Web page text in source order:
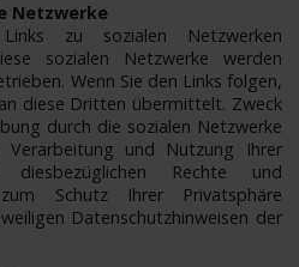
Netzwerke
zu sozialen Netzwerken
sozialen Netzwerke werden
Wenn Sie den Links folgen,
diese Dritten übermittelt. Zweck
durch die sozialen Netzwerke
und Nutzung Ihrer
Rechte und
zum Schutz Ihrer Privatsphäre
Datenschutzhinweisen der